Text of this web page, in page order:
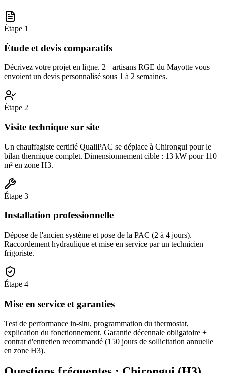
Étape 1
Étude et devis comparatifs
Décrivez votre projet en ligne. 2+ artisans RGE du Mayotte vous
envoient un devis personnalisé sous 1 à 2 semaines.
Étape 2
Visite technique sur site
Un chauffagiste certifié QualiPAC se déplace à Chirongui pour le
bilan thermique complet. Dimensionnement cible : 13 kW pour 110
m² en zone H3.
Étape 3
Installation professionnelle
Dépose de l'ancien système et pose de la PAC (2 à 4 jours).
Raccordement hydraulique et mise en service par un technicien
frigoriste.
Étape 4
Mise en service et garanties
Test de performance in-situ, programmation du thermostat,
explication du fonctionnement. Garantie décennale obligatoire +
contrat d'entretien recommandé (150 jours de sollicitation annuelle
en zone H3).